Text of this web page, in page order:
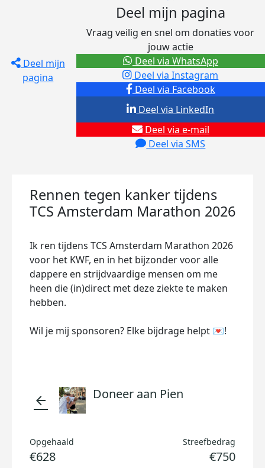
Deel mijn
pagina
Deel mijn pagina
Vraag veilig en snel om donaties voor
jouw actie
Deel via Facebook
Deel via Instagram
Deel via e-mail
Deel via SMS
Deel via LinkedIn
Deel via WhatsApp
Rennen tegen kanker tijdens
TCS Amsterdam Marathon 2026
Ik ren tijdens TCS Amsterdam Marathon 2026
voor het KWF, en in het bijzonder voor alle
dappere en strijdvaardige mensen om me
heen die (in)direct met deze ziekte te maken
hebben.
Wil je mij sponsoren? Elke bijdrage helpt 💌!
arrow_back Doneer aan Pien
Opgehaald
€628
Streefbedrag
€750